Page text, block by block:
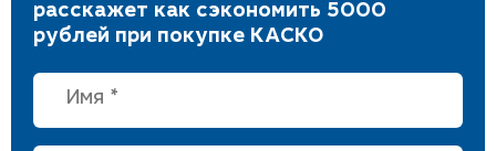
расскажет как сэкономить 5000
рублей при покупке КАСКО